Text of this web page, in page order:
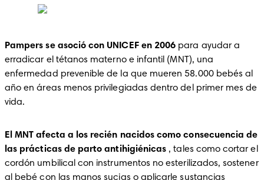
Pampers se asoció con UNICEF en 2006 para ayudar a
erradicar el tétanos materno e infantil (MNT), una
enfermedad prevenible de la que mueren 58.000 bebés al
año en áreas menos privilegiadas dentro del primer mes de
vida.
El MNT afecta a los recién nacidos como consecuencia de
las prácticas de parto antihigiénicas , tales como cortar el
cordón umbilical con instrumentos no esterilizados, sostener
al bebé con las manos sucias o aplicarle sustancias